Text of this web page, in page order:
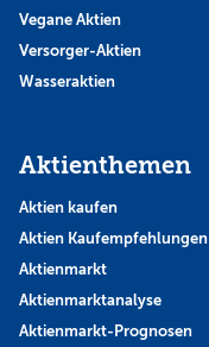
Vegane Aktien
Versorger-Aktien
Wasseraktien
Aktienthemen
Aktien kaufen
Aktien Kaufempfehlungen
Aktienmarkt
Aktienmarktanalyse
Aktienmarkt-Prognosen